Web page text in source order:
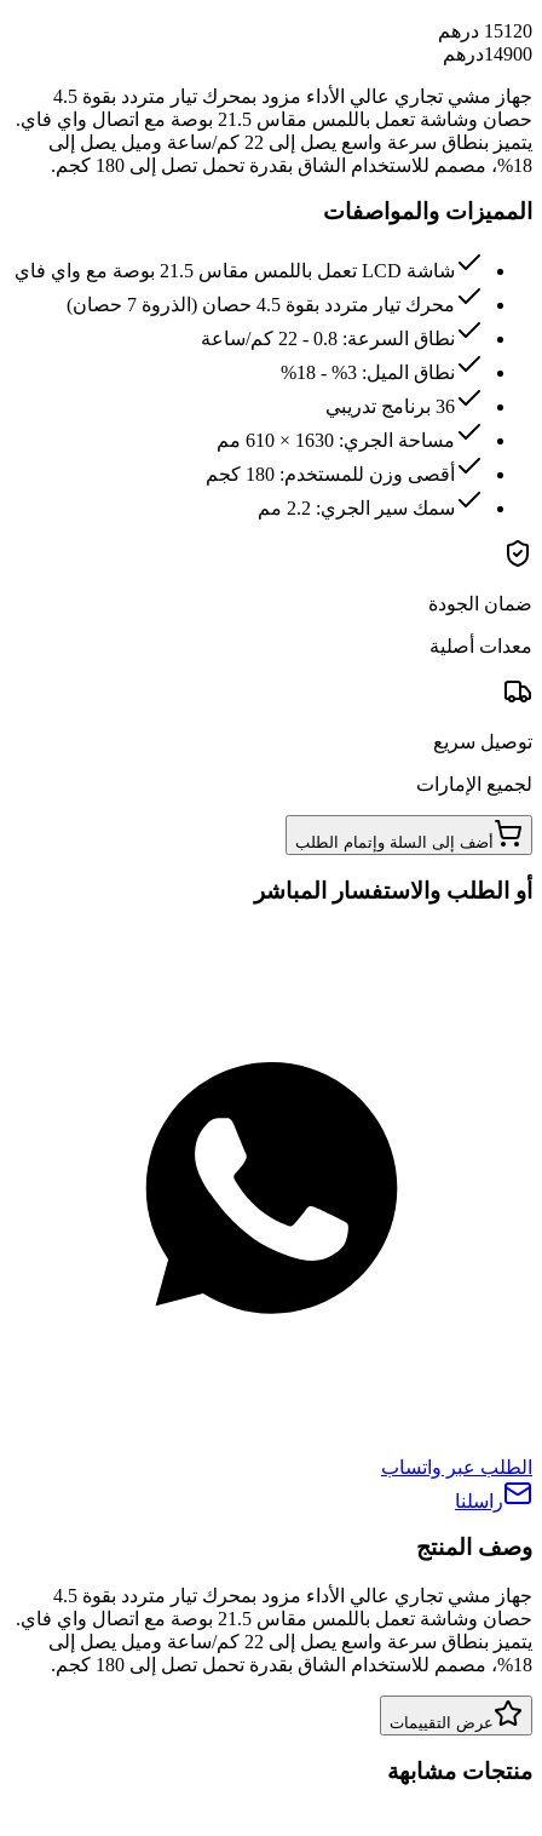
15120 درهم
14900درهم
جهاز مشي تجاري عالي الأداء مزود بمحرك تيار متردد بقوة 4.5
حصان وشاشة تعمل باللمس مقاس 21.5 بوصة مع اتصال واي فاي.
يتميز بنطاق سرعة واسع يصل إلى 22 كم/ساعة وميل يصل إلى
18%، مصمم للاستخدام الشاق بقدرة تحمل تصل إلى 180 كجم.
المميزات والمواصفات
شاشة LCD تعمل باللمس مقاس 21.5 بوصة مع واي فاي
محرك تيار متردد بقوة 4.5 حصان (الذروة 7 حصان)
نطاق السرعة: 0.8 - 22 كم/ساعة
نطاق الميل: 3% - 18%
36 برنامج تدريبي
مساحة الجري: 1630 × 610 مم
أقصى وزن للمستخدم: 180 كجم
سمك سير الجري: 2.2 مم
ضمان الجودة
معدات أصلية
توصيل سريع
لجميع الإمارات
أضف إلى السلة وإتمام الطلب
أو الطلب والاستفسار المباشر
الطلب عبر واتساب
راسلنا
وصف المنتج
جهاز مشي تجاري عالي الأداء مزود بمحرك تيار متردد بقوة 4.5
حصان وشاشة تعمل باللمس مقاس 21.5 بوصة مع اتصال واي فاي.
يتميز بنطاق سرعة واسع يصل إلى 22 كم/ساعة وميل يصل إلى
18%، مصمم للاستخدام الشاق بقدرة تحمل تصل إلى 180 كجم.
عرض التقييمات
منتجات مشابهة